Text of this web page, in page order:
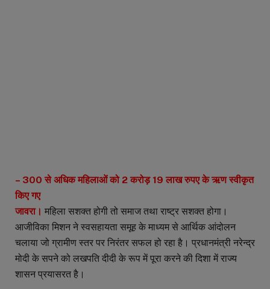
– 300 से अधिक महिलाओं को 2 करोड़ 19 लाख रुपए के ऋण स्वीकृत
किए गए
जावरा। महिला सशक्त होगी तो समाज तथा राष्ट्र सशक्त होगा।
आजीविका मिशन ने स्वसहायता समूह के माध्यम से आर्थिक आंदोलन
चलाया जो ग्रामीण स्तर पर निरंतर सफल हो रहा है। प्रधानमंत्री नरेन्द्र
मोदी के सपने को लखपति दीदी के रूप में पूरा करने की दिशा में राज्य
शासन प्रयासरत है।